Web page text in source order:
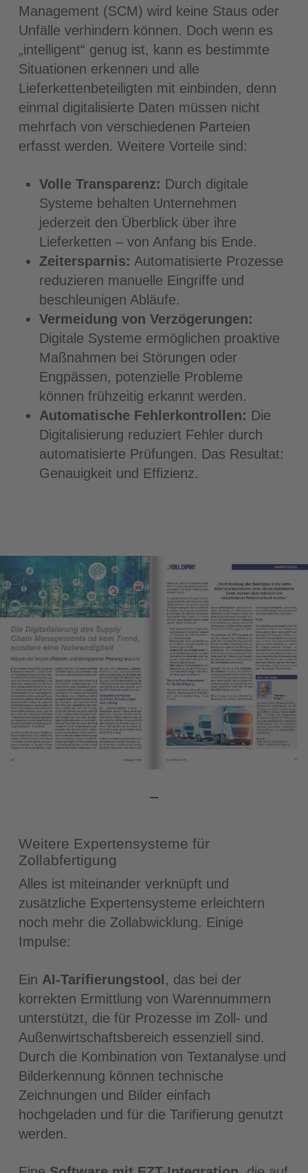
Management (SCM) wird keine Staus oder
Unfälle verhindern können. Doch wenn es
„intelligent“ genug ist, kann es bestimmte
Situationen erkennen und alle
Lieferkettenbeteiligten mit einbinden, denn
einmal digitalisierte Daten müssen nicht
mehrfach von verschiedenen Parteien
erfasst werden. Weitere Vorteile sind:
Volle Transparenz: Durch digitale
Systeme behalten Unternehmen
jederzeit den Überblick über ihre
Lieferketten – von Anfang bis Ende.
Zeitersparnis: Automatisierte Prozesse
reduzieren manuelle Eingriffe und
beschleunigen Abläufe.
Vermeidung von Verzögerungen:
Digitale Systeme ermöglichen proaktive
Maßnahmen bei Störungen oder
Engpässen, potenzielle Probleme
können frühzeitig erkannt werden.
Automatische Fehlerkontrollen: Die
Digitalisierung reduziert Fehler durch
automatisierte Prüfungen. Das Resultat:
Genauigkeit und Effizienz.
Weitere Expertensysteme für
Zollabfertigung
Alles ist miteinander verknüpft und
zusätzliche Expertensysteme erleichtern
noch mehr die Zollabwicklung. Einige
Impulse:
Ein AI-Tarifierungstool , das bei der
korrekten Ermittlung von Warennummern
unterstützt, die für Prozesse im Zoll- und
Außenwirtschaftsbereich essenziell sind.
Durch die Kombination von Textanalyse und
Bilderkennung können technische
Zeichnungen und Bilder einfach
hochgeladen und für die Tarifierung genutzt
werden.